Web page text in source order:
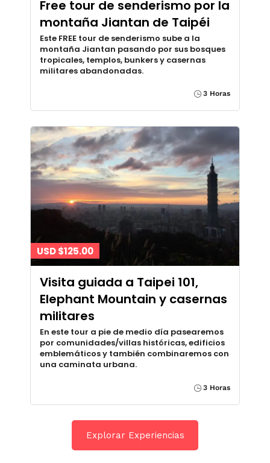
Free tour de senderismo por la
montaña Jiantan de Taipéi
Este FREE tour de senderismo sube a la
montaña Jiantan pasando por sus bosques
tropicales, templos, bunkers y casernas
militares abandonadas.
3 Horas
USD $125.00
Visita guiada a Taipei 101,
Elephant Mountain y casernas
militares
En este tour a pie de medio día pasearemos
por comunidades/villas históricas, edificios
emblemáticos y también combinaremos con
una caminata urbana.
3 Horas
Explorar Experiencias